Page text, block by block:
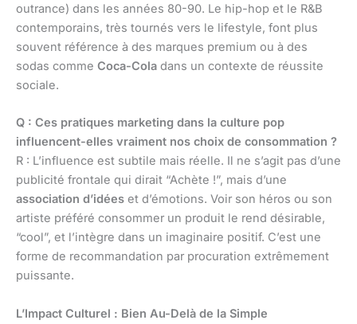
outrance) dans les années 80-90. Le hip-hop et le R&B
contemporains, très tournés vers le lifestyle, font plus
souvent référence à des marques premium ou à des
sodas comme Coca-Cola dans un contexte de réussite
sociale.
Q : Ces pratiques marketing dans la culture pop
influencent-elles vraiment nos choix de consommation ?
R : L’influence est subtile mais réelle. Il ne s’agit pas d’une
publicité frontale qui dirait “Achète !”, mais d’une
association d’idées et d’émotions. Voir son héros ou son
artiste préféré consommer un produit le rend désirable,
“cool”, et l’intègre dans un imaginaire positif. C’est une
forme de recommandation par procuration extrêmement
puissante.
L’Impact Culturel : Bien Au-Delà de la Simple